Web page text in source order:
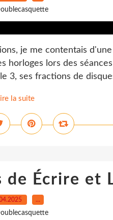
je me contentais
horloges lors des
3, ses fractions de
la suite
de Écrire et
…